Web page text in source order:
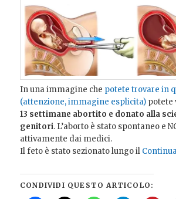
In una immagine che potete trovare in
(attenzione, immagine esplicita) potete
13 settimane abortito e donato alla
genitori. L’aborto è stato spontaneo e
attivamente dai medici.
Il feto è stato sezionato lungo il
CONDIVIDI QUESTO ARTICOLO: